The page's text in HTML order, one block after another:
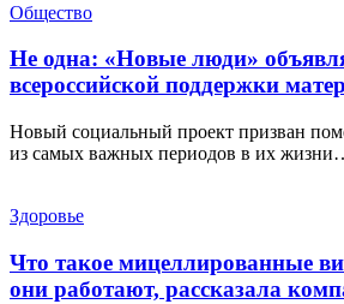
Общество
Не одна: «Новые люди»
всероссийской поддержки
Новый социальный проект призван
из самых важных периодов в их
Здоровье
Что такое мицеллированные
они работают, рассказала